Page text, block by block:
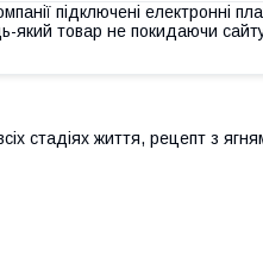
підключені електронні
який товар не покидаючи
стадіях життя, рецепт з